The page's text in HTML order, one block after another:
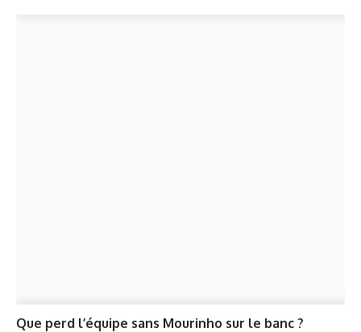
Que perd l’équipe sans Mourinho sur le banc ?